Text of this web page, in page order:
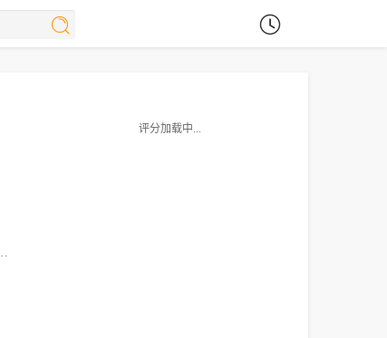
评分加载中...